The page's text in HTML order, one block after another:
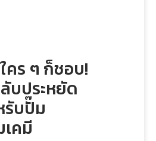
ร ๆ ก็ชอบ!
บประหยัด
รับปั๊ม
คมี